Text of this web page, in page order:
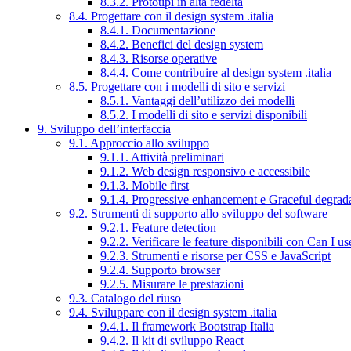
8.4. Progettare con il design system .italia
8.4.1. Documentazione
8.4.2. Benefici del design system
8.4.3. Risorse operative
8.4.4. Come contribuire al design system .italia
8.5. Progettare con i modelli di sito e servizi
8.5.1. Vantaggi dell’utilizzo dei modelli
8.5.2. I modelli di sito e servizi disponibili
9. Sviluppo dell’interfaccia
9.1. Approccio allo sviluppo
9.1.1. Attività preliminari
9.1.2. Web design responsivo e accessibile
9.1.3. Mobile first
9.1.4. Progressive enhancement e Graceful
9.2. Strumenti di supporto allo sviluppo del software
9.2.1. Feature detection
9.2.2. Verificare le feature disponibili con Can I
9.2.3. Strumenti e risorse per CSS e JavaScript
9.2.4. Supporto browser
9.2.5. Misurare le prestazioni
9.3. Catalogo del riuso
9.4. Sviluppare con il design system .italia
9.4.1. Il framework Bootstrap Italia
9.4.2. Il kit di sviluppo React